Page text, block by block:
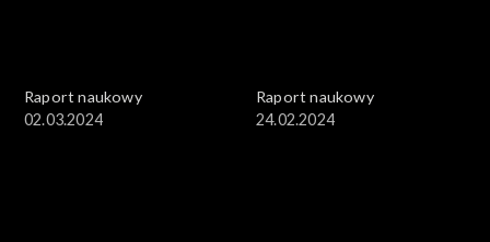
Raport naukowy
02.03.2024
Raport naukowy
24.02.2024